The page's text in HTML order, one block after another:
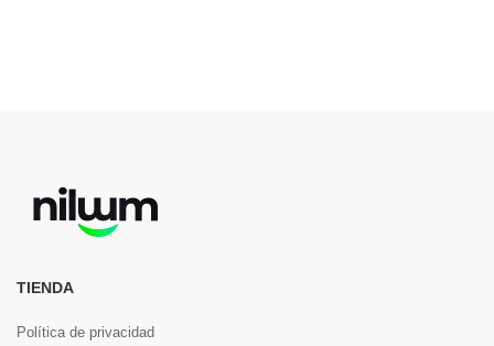
TIENDA
Política de privacidad